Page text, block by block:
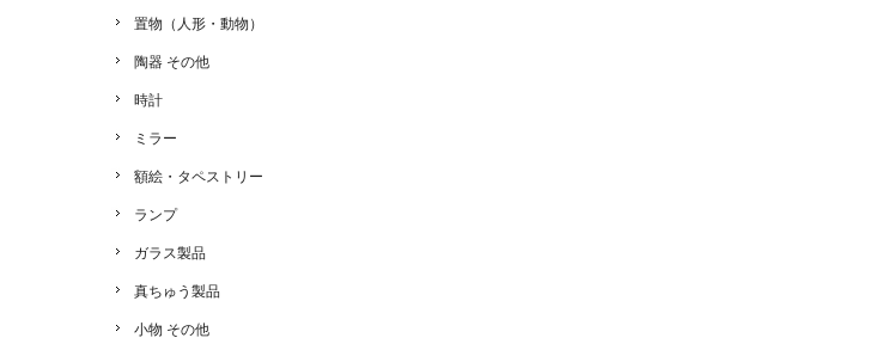
置物（人形・動物）
陶器 その他
時計
ミラー
額絵・タペストリー
ランプ
ガラス製品
真ちゅう製品
小物 その他